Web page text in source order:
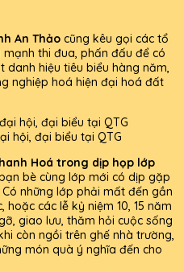
An Thảo cũng kêu gọi các tổ
thi đua, phấn đấu để có
danh hiệu tiêu biểu hàng năm,
nghiệp hoá hiện đại hoá đất
hội, đại biểu tại QTG
Hoá trong dịp họp lớp
bè cùng lớp mới có dịp gặp
những lớp phải mất đến gần
các lễ kỷ niệm 10, 15 năm
giao lưu, thăm hỏi cuộc sống
còn ngồi trên ghế nhà trường,
món quà ý nghĩa đến cho